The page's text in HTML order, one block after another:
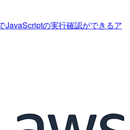
JavaScriptの実行確認ができるア